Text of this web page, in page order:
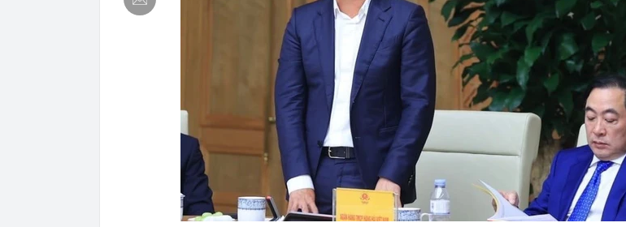
Tin vào lời quảng cáo, gia đình chi hơn 100 triệu đồng mua khóa học
online cho con, nữ sinh nhận kết quả trượt sau 1 năm ôn thi
10:41
Kỷ lục Guinness: Mẫu xe Nhật đi được 2.000 km không cần tiếp nhiên
liệu
10:41
Samsung, Apple, Microsoft đều đặt cược vào AI, nhưng một nghịch lý
đang xuất hiện: Người mua không phải lúc nào cũng dùng
10:40
[CLIP]: Toàn cảnh vụ khám xét nhà Huấn Hoa Hồng
10:36
Thông tin chấn động vụ máy bay không người lái bí ẩn xuất hiện tại sân
bay Đức